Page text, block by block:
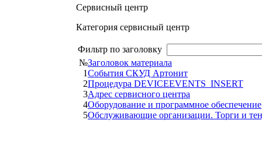
Сервисный центр
Категория сервисный центр
Фильтр по заголовку
№Заголовок материала
1События СКУД Артонит
2Процедура DEVICEEVENTS_INSERT
3Адрес сервисного центра
4Оборудование и программное обеспечение
5Обслуживающие организации. Торги и